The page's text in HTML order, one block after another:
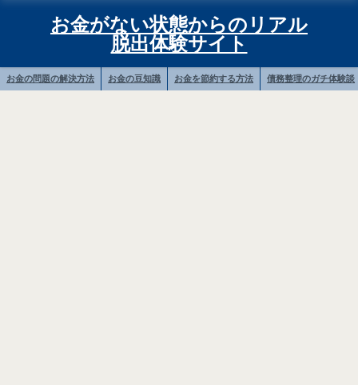
お金がない状態からのリアル
脱出体験サイト
お金の問題の解決方法 お金の豆知識 お金を節約する方法 債務整理のガチ体験談